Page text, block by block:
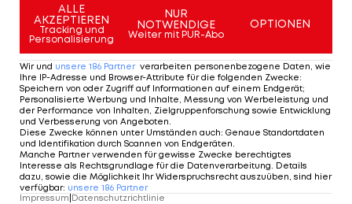
während der
abgebrochenen UAE-Tour
gesamte Teilnehmerfeld nach Verdachtsfällen in
einem Hotel in Abu Dhabi festgehalten worden.
Erst nach einigen Tagen durfte der Großteil des
Trosses dank negativen Tests abreisen.
Mittlerweile ist der Rennbetrieb völlig zum
Erliegen gekommen. Weit vorausplanen kann
Konrad wegen der vielen Fragezeichen derzeit
nicht. "Ich muss abwarten und schauen, wie es sich
ALLE
AKZEPTIEREN
Tracking und
Personalisierung
NUR
NOTWENDIGE
Weiter mit PUR-Abo
OPTIONEN
Wir und unsere 186 Partner verarbeiten personenbezogene Daten, wie
Ihre IP-Adresse und Browser-Attribute für die folgenden Zwecke:
Speichern von oder Zugriff auf Informationen auf einem Endgerät;
Personalisierte Werbung und Inhalte, Messung von Werbeleistung und
der Performance von Inhalten, Zielgruppenforschung sowie Entwicklung
und Verbesserung von Angeboten
Diese Zwecke können unter Umständen auch: Genaue Standortdaten
und Identifikation durch Scannen von Endgeräten
Manche Partner verwenden für gewisse Zwecke berechtigtes
Interesse als Rechtsgrundlage für die Datenverarbeitung. Details
dazu, sowie die Möglichkeit Ihr Widerspruchsrecht auszuüben, sind hier
verfügbar: unsere 186 Partner
Impressum|Datenschutzrichtlinie